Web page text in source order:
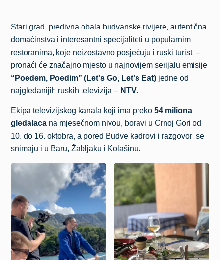
Stari grad, predivna obala budvanske rivijere, autentična
domaćinstva i interesantni specijaliteti u popularnim
restoranima, koje neizostavno posjećuju i ruski turisti –
pronaći će značajno mjesto u najnovijem serijalu emisije
“Poedem, Poedim” (Let's Go, Let's Eat) jedne od
najgledanijih ruskih televizija – NTV.
Ekipa televizijskog kanala koji ima preko54 miliona
gledalaca na mjesečnom nivou, boravi u Crnoj Gori od
10. do 16. oktobra, a pored Budve kadrovi i razgovori se
snimaju i u Baru, Žabljaku i Kolašinu.